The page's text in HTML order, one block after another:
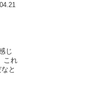
じ
これ
と